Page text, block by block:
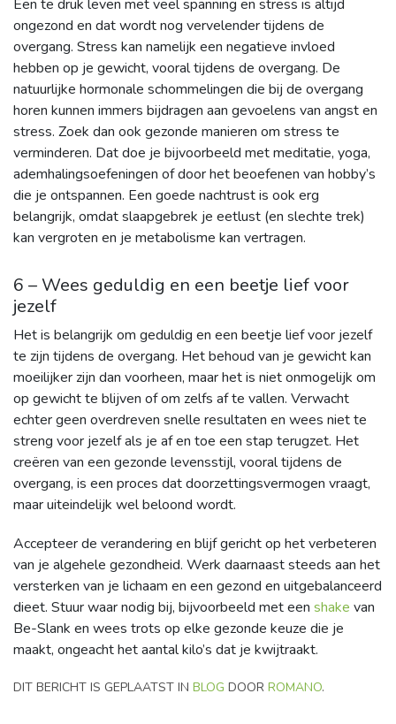
Een te druk leven met veel spanning en stress is altijd
ongezond en dat wordt nog vervelender tijdens de
overgang. Stress kan namelijk een negatieve invloed
hebben op je gewicht, vooral tijdens de overgang. De
natuurlijke hormonale schommelingen die bij de overgang
horen kunnen immers bijdragen aan gevoelens van angst en
stress. Zoek dan ook gezonde manieren om stress te
verminderen. Dat doe je bijvoorbeeld met meditatie, yoga,
ademhalingsoefeningen of door het beoefenen van hobby’s
die je ontspannen. Een goede nachtrust is ook erg
belangrijk, omdat slaapgebrek je eetlust (en slechte trek)
kan vergroten en je metabolisme kan vertragen.
6 – Wees geduldig en een beetje lief voor
jezelf
Het is belangrijk om geduldig en een beetje lief voor jezelf
te zijn tijdens de overgang. Het behoud van je gewicht kan
moeilijker zijn dan voorheen, maar het is niet onmogelijk om
op gewicht te blijven of om zelfs af te vallen. Verwacht
echter geen overdreven snelle resultaten en wees niet te
streng voor jezelf als je af en toe een stap terugzet. Het
creëren van een gezonde levensstijl, vooral tijdens de
overgang, is een proces dat doorzettingsvermogen vraagt,
maar uiteindelijk wel beloond wordt.
Accepteer de verandering en blijf gericht op het verbeteren
van je algehele gezondheid. Werk daarnaast steeds aan het
versterken van je lichaam en een gezond en uitgebalanceerd
dieet. Stuur waar nodig bij, bijvoorbeeld met een shake van
Be-Slank en wees trots op elke gezonde keuze die je
maakt, ongeacht het aantal kilo’s dat je kwijtraakt.
DIT BERICHT IS GEPLAATST IN BLOG DOOR ROMANO.